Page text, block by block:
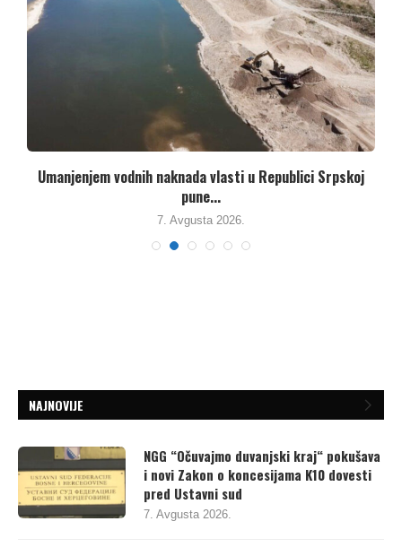
Umanjenjem vodnih naknada vlasti u Republici Srpskoj
pune...
7. Avgusta 2026.
NAJNOVIJE
NGG “Očuvajmo duvanjski kraj“ pokušava
i novi Zakon o koncesijama K10 dovesti
pred Ustavni sud
7. Avgusta 2026.